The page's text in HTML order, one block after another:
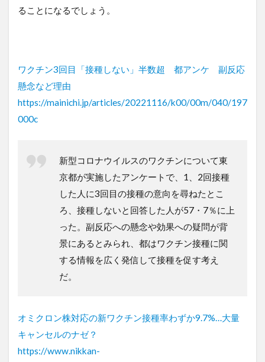
ることになるでしょう。
ワクチン3回目「接種しない」半数超 都アンケ 副反応
懸念など理由
https://mainichi.jp/articles/20221116/k00/00m/040/197
000c
新型コロナウイルスのワクチンについて東
京都が実施したアンケートで、1、2回接種
した人に3回目の接種の意向を尋ねたとこ
ろ、接種しないと回答した人が57・7％に上
った。副反応への懸念や効果への疑問が背
景にあるとみられ、都はワクチン接種に関
する情報を広く発信して接種を促す考え
だ。
オミクロン株対応の新ワクチン接種率わずか9.7%…大量
キャンセルのナゼ？
https://www.nikkan-